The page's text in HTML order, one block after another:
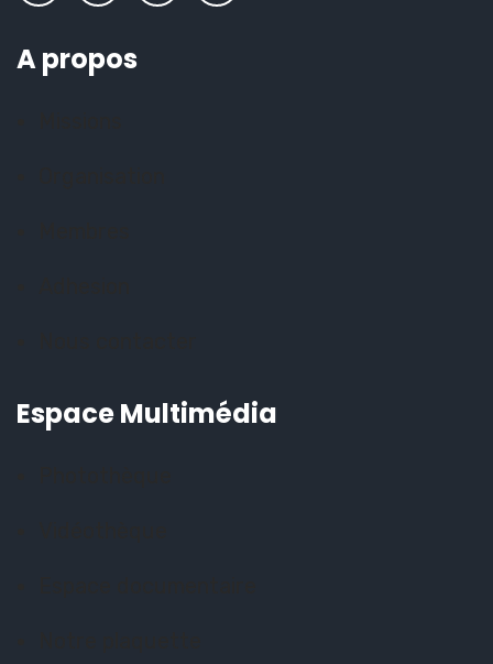
A propos
Espace Multimédia